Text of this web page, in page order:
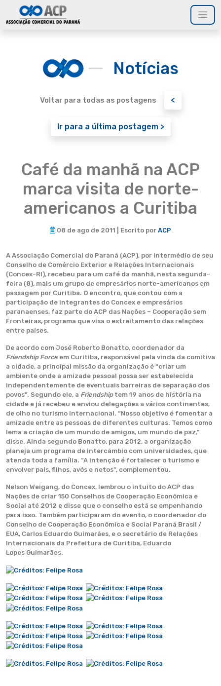
Notícias
Voltar para todas as postagens <
Ir para a última postagem >
Café da manhã na ACP
marca visita de norte-
americanos a Curitiba
08 de ago de 2011 | Escrito por ACP
A Associação Comercial do Paraná (ACP), por intermédio de seu
Conselho de Comércio Exterior e Relações Internacionais
(Concex-RI), recebeu para um café da manhã, nesta segunda-
feira (8), mais um grupo de empresários norte-americanos em
passagem por Curitiba. O encontro, que contou com a
participação de integrantes do Concex e empresários
paranaenses, faz parte do ACP das Nações – Cooperação sem
Fronteiras, programa que visa o estreitamento das relações
entre países.
De acordo com José Roberto Bonatto, coordenador da
Friendship Force em Curitiba, responsável pela vinda da comitiva
a cidade, a principal missão da organização é “criar um
ambiente onde a amizade pessoal possa ser estabelecida
independentemente de eventuais barreiras de separação dos
povos”. Segundo ele, a Friendshiptem 19 anos de história na
cidade e já recebeu e enviou delegações a vários continentes,
de olho no turismo internacional. “Nosso objetivo é fomentar a
amizade entre as pessoas de diferentes culturas. Temos como
lema a criação de um mundo de amigos, um mundo de paz,”
disse. Ainda segundo Bonatto, para 2012, a organização
planeja um programa de intercâmbio com universidades, que
atenda toda a família. “A intenção é fortalecer o turismo e
envolver pais, filhos, avós e netos”, complementou.
Nelson Weigang, do Concex, lembrou o intuito do ACP das
Nações de criar 150 Conselhos de Cooperação Econômica e
Social até 2012 e disse que o conselho está se empenhando
para isso. Também participaram do evento, o coordenador do
Conselho de Cooperação Econômica e Social Paraná Brasil /
EUA, Carlos Eduardo Guimarães, e o secretário de Relações
Internacionais da Prefeitura de Curitiba, Eduardo
Lopes Guimarães.